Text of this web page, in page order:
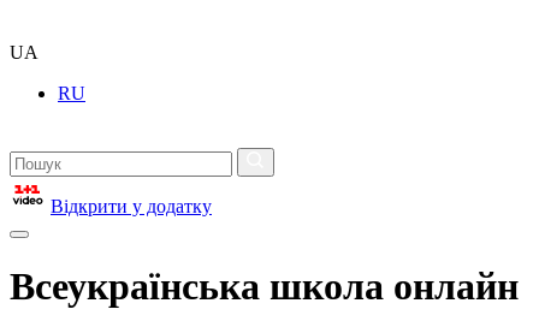
UA
RU
Відкрити у додатку
Всеукраїнська школа онлайн